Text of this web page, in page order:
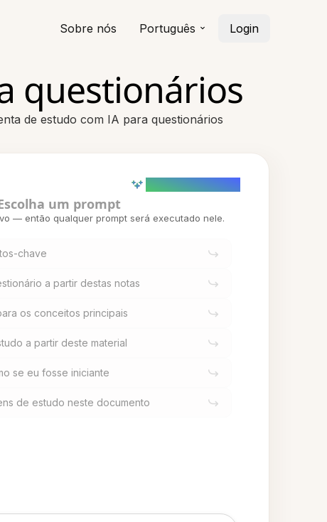
Sobre nós Português Login
questionários
de estudo com IA para questionários
um prompt
— então qualquer prompt será executado nele.
chave
a partir destas notas
os conceitos principais
a partir deste material
se eu fosse iniciante
de estudo neste documento